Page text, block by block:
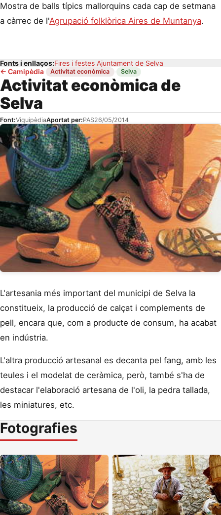
Mostra de balls típics mallorquins cada cap de setmana
a càrrec de l'Agrupació folklòrica Aires de Muntanya.
Fonts i enllaços:Fires i festes Ajuntament de Selva
← Camipèdia· Activitat econòmica · Selva
Activitat econòmica de
Selva
Font:ViquipèdiaAportat per:PAS26/05/2014
L'artesania més important del municipi de Selva la
constitueix, la producció de calçat i complements de
pell, encara que, com a producte de consum, ha acabat
en indústria.
L'altra producció artesanal es decanta pel fang, amb les
teules i el modelat de ceràmica, però, també s'ha de
destacar l'elaboració artesana de l'oli, la pedra tallada,
les miniatures, etc.
Fotografies